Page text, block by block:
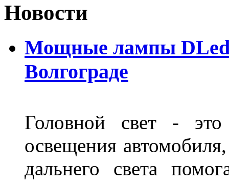
Новости
Мощные лампы DLed
Волгограде
Головной свет -
освещения
дальнего света